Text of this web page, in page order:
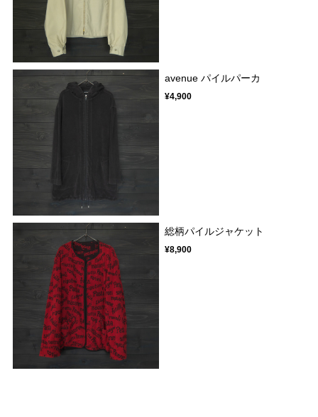
avenue パイルパーカ
¥4,900
総柄パイルジャケット
¥8,900